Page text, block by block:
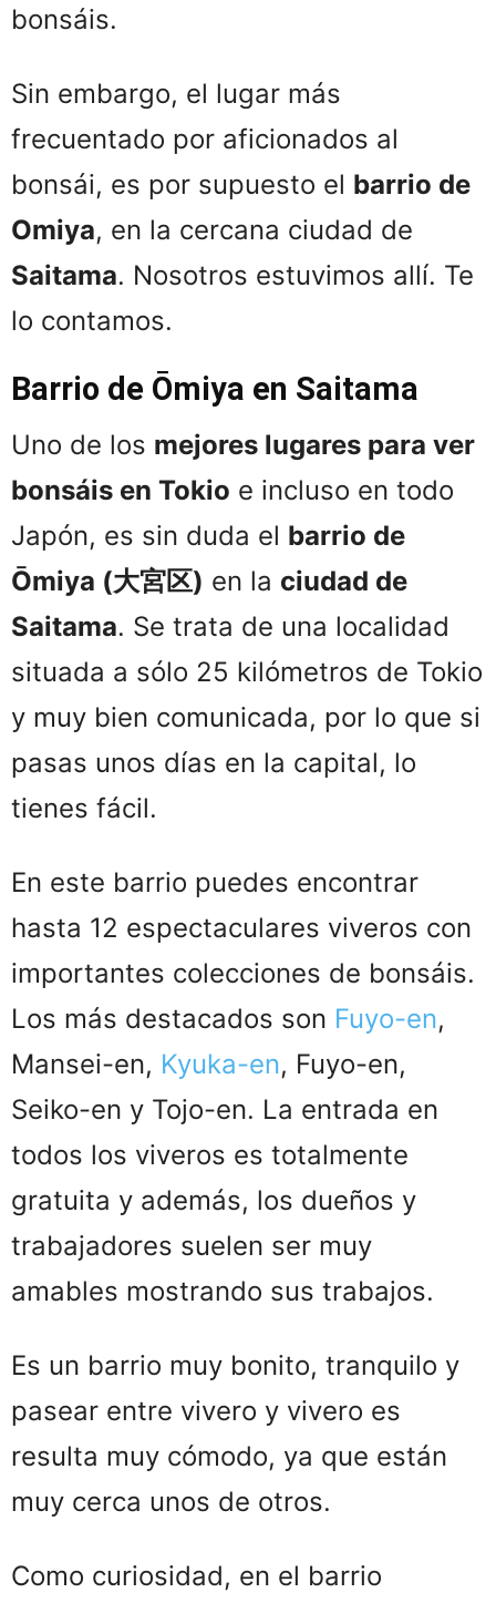
bonsáis.
Sin embargo, el lugar más
frecuentado por aficionados al
bonsái, es por supuesto el barrio de
Omiya, en la cercana ciudad de
Saitama. Nosotros estuvimos allí. Te
lo contamos.
Barrio de Ōmiya en Saitama
Uno de los mejores lugares para ver
bonsáis en Tokio e incluso en todo
Japón, es sin duda el barrio de
Ōmiya (大宮区) en la ciudad de
Saitama. Se trata de una localidad
situada a sólo 25 kilómetros de Tokio
y muy bien comunicada, por lo que si
pasas unos días en la capital, lo
tienes fácil.
En este barrio puedes encontrar
hasta 12 espectaculares viveros con
importantes colecciones de bonsáis.
Los más destacados son Fuyo-en,
Mansei-en, Kyuka-en, Fuyo-en,
Seiko-en y Tojo-en. La entrada en
todos los viveros es totalmente
gratuita y además, los dueños y
trabajadores suelen ser muy
amables mostrando sus trabajos.
Es un barrio muy bonito, tranquilo y
pasear entre vivero y vivero es
resulta muy cómodo, ya que están
muy cerca unos de otros.
Como curiosidad, en el barrio